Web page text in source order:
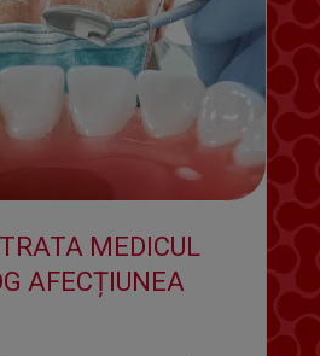
MEDICUL
AFECȚIUNEA